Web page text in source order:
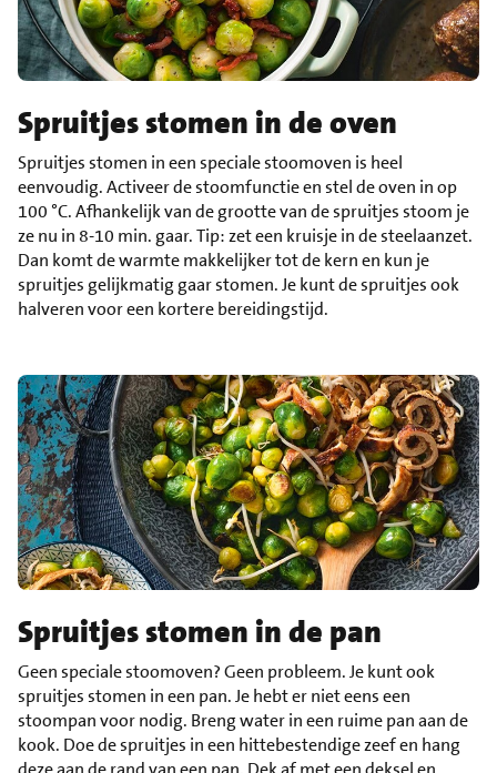
Spruitjes stomen in de oven
Spruitjes stomen in een speciale stoomoven is heel
eenvoudig. Activeer de stoomfunctie en stel de oven in op
100 °C. Afhankelijk van de grootte van de spruitjes stoom je
ze nu in 8-10 min. gaar. Tip: zet een kruisje in de steelaanzet.
Dan komt de warmte makkelijker tot de kern en kun je
spruitjes gelijkmatig gaar stomen. Je kunt de spruitjes ook
halveren voor een kortere bereidingstijd.
Spruitjes stomen in de pan
Geen speciale stoomoven? Geen probleem. Je kunt ook
spruitjes stomen in een pan. Je hebt er niet eens een
stoompan voor nodig. Breng water in een ruime pan aan de
kook. Doe de spruitjes in een hittebestendige zeef en hang